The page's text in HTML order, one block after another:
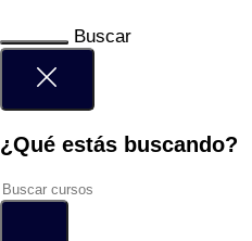
Buscar
¿Qué estás buscando?